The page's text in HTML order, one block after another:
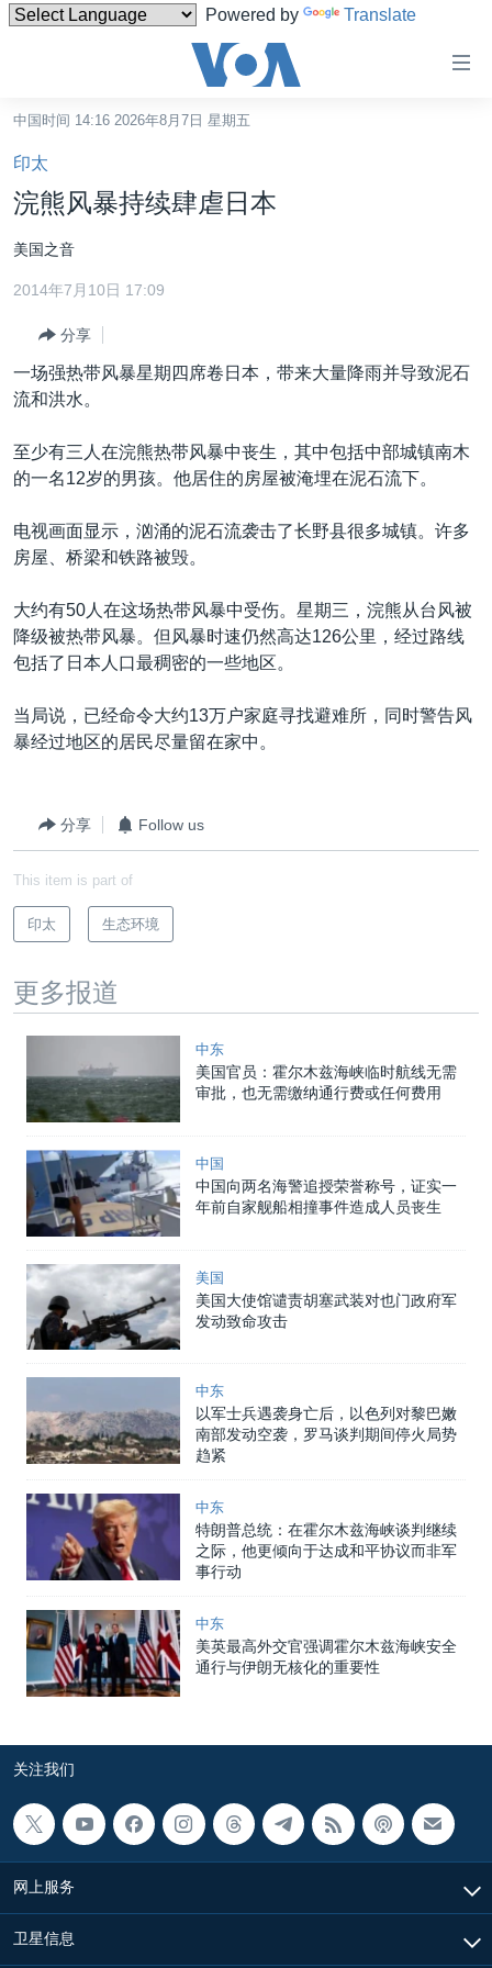
Powered by Translate
碍
链
接
跳
转
内
转
到
航
跳
到
检
中国
台湾
港澳
国际
最新国际新闻
中东
非洲
全球议题
分类新闻
人权·法律·宗教
军事
环境
热点专题
国会报道
美国建国250周年
埃博拉疫情
重要讲话与声明
南中国海争端
关注西藏
GEN Z 看美国
VOA今日焦点
关注我们
中国时间 14:16 2026年8月7日 星期五
印太
浣熊风暴持续肆虐日本
美国之音
2014年7月10日 17:09
分享
一场强热带风暴星期四席卷日本，带来大量降雨并导致泥石
流和洪水。
至少有三人在浣熊热带风暴中丧生，其中包括中部城镇南木
的一名12岁的男孩。他居住的房屋被淹埋在泥石流下。
电视画面显示，汹涌的泥石流袭击了长野县很多城镇。许多
房屋、桥梁和铁路被毁。
大约有50人在这场热带风暴中受伤。星期三，浣熊从台风被
降级被热带风暴。但风暴时速仍然高达126公里，经过路线
包括了日本人口最稠密的一些地区。
当局说，已经命令大约13万户家庭寻找避难所，同时警告风
暴经过地区的居民尽量留在家中。
分享 Follow us
This item is part of
印太 生态环境
更多报道
中东
美国官员：霍尔木兹海峡临时航线无需
审批，也无需缴纳通行费或任何费用
中国
中国向两名海警追授荣誉称号，证实一
年前自家舰船相撞事件造成人员丧生
美国
美国大使馆谴责胡塞武装对也门政府军
发动致命攻击
中东
以军士兵遇袭身亡后，以色列对黎巴嫩
南部发动空袭，罗马谈判期间停火局势
趋紧
中东
特朗普总统：在霍尔木兹海峡谈判继续
之际，他更倾向于达成和平协议而非军
事行动
中东
美英最高外交官强调霍尔木兹海峡安全
通行与伊朗无核化的重要性
关注我们
网上服务
卫星信息